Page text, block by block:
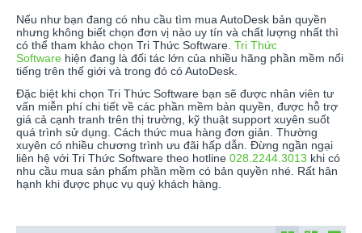
Nếu như bạn đang có nhu cầu tìm mua AutoDesk bản quyền
nhưng không biết chọn đơn vị nào uy tín và chất lượng nhất thì
có thể tham khảo chọn Tri Thức Software. Tri Thức
Software hiện đang là đối tác lớn của nhiều hãng phần mềm nổi
tiếng trên thế giới và trong đó có AutoDesk.
Đặc biệt khi chọn Tri Thức Software bạn sẽ được nhân viên tư
vấn miễn phí chi tiết về các phần mềm bản quyền, được hỗ trợ
giá cả cạnh tranh trên thị trường, kỹ thuật support xuyên suốt
quá trình sử dụng. Cách thức mua hàng đơn giản. Thường
xuyên có nhiều chương trình ưu đãi hấp dẫn. Đừng ngần ngại
liên hệ với Tri Thức Software theo hotline 028.2244.3013 khi có
nhu cầu mua sản phẩm phần mềm có bản quyền nhé. Rất hân
hạnh khi được phục vụ quý khách hàng.